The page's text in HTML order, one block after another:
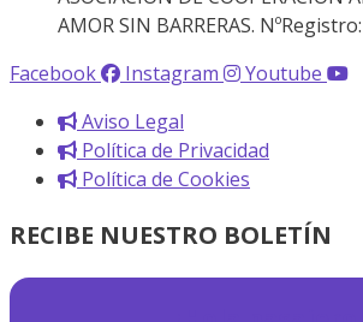
AMOR SIN BARRERAS.
Facebook
Instagram
Youtube
Aviso Legal
Política de Privacidad
Política de Cookies
RECIBE NUESTRO BOLETÍN